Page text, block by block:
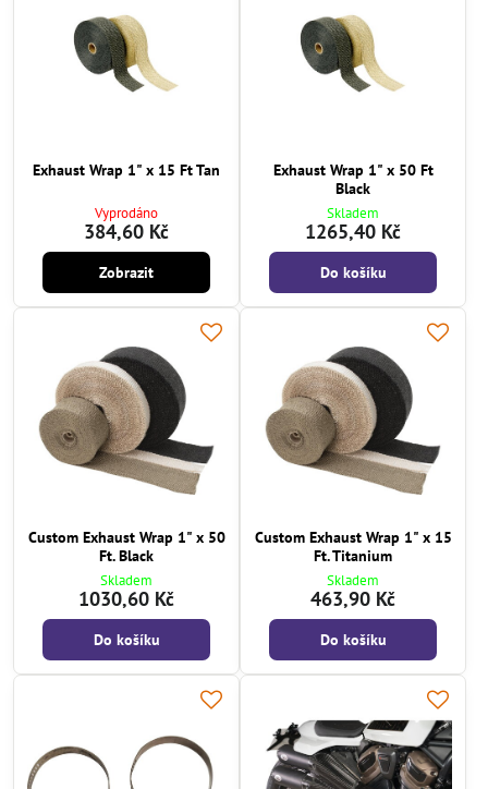
Exhaust Wrap 1" x 15 Ft Tan
Vyprodáno
384,60 Kč
Zobrazit
Exhaust Wrap 1" x 50 Ft
Black
Skladem
1265,40 Kč
Do košíku
Custom Exhaust Wrap 1" x 50
Ft. Black
Skladem
1030,60 Kč
Do košíku
Custom Exhaust Wrap 1" x 15
Ft. Titanium
Skladem
463,90 Kč
Do košíku